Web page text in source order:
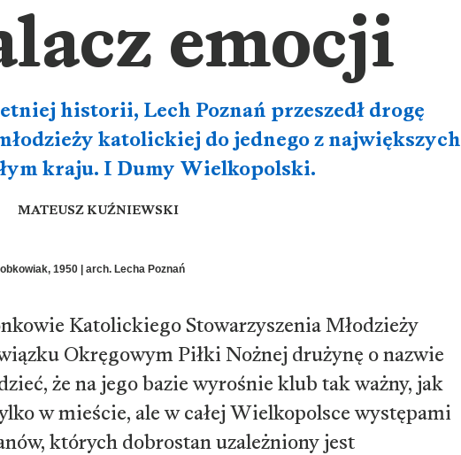
emocji
historii, Lech Poznań przeszedł drogę
katolickiej do jednego z największych
kraju. I Dumy Wielkopolski.
MATEUSZ KUŹNIEWSKI
1950 | arch. Lecha Poznań
Katolickiego Stowarzyszenia Młodzieży
Okręgowym Piłki Nożnej drużynę o nazwie
że na jego bazie wyrośnie klub tak ważny, jak
w mieście, ale w całej Wielkopolsce występami
których dobrostan uzależniony jest